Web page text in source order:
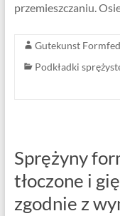
przemieszczaniu.
Gutekunst
Podkładki
Sprężyny
tłoczone i
zgodnie z